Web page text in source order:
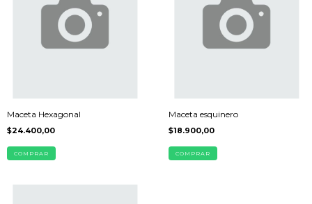
Maceta Hexagonal
$24.400,00
COMPRAR
Maceta esquinero
$18.900,00
COMPRAR